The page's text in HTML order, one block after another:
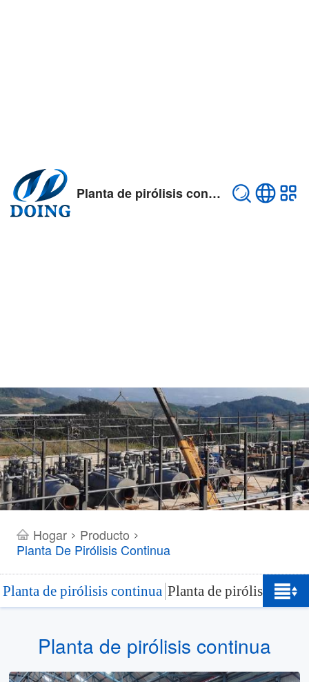
Planta de pirólisis continua
Hogar> Producto >
Planta De Pirólisis Continua
Planta de pirólisis continua Planta de pirólisis de
Planta de pirólisis continua